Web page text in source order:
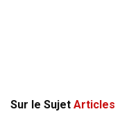
Sur le Sujet Articles